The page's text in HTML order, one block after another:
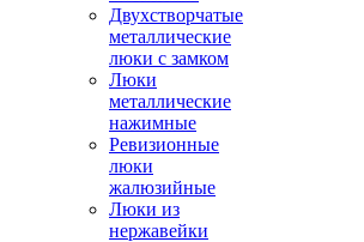
Двухстворчатые
металлические
люки с замком
Люки
металлические
нажимные
Ревизионные
люки
жалюзийные
Люки из
нержавейки